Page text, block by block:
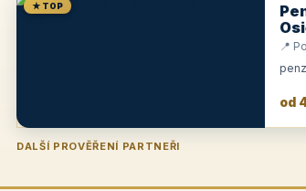
★ TOP
📍
od
DALŠÍ PROVĚŘENÍ PARTNEŘI
Penzion U Zámku Pension Faber